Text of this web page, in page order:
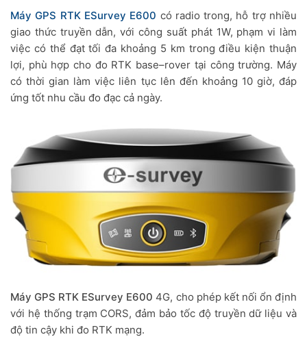
Máy GPS RTK ESurvey E600 có radio trong, hỗ trợ nhiều
giao thức truyền dẫn, với công suất phát 1W, phạm vi làm
việc có thể đạt tối đa khoảng 5 km trong điều kiện thuận
lợi, phù hợp cho đo RTK base–rover tại công trường. Máy
có thời gian làm việc liên tục lên đến khoảng 10 giờ, đáp
ứng tốt nhu cầu đo đạc cả ngày.
Máy GPS RTK ESurvey E600 4G, cho phép kết nối ổn định
với hệ thống trạm CORS, đảm bảo tốc độ truyền dữ liệu và
độ tin cậy khi đo RTK mạng.